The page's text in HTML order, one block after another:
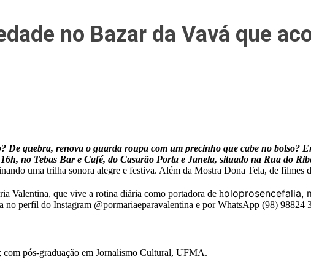
no Bazar da Vavá que
De quebra, renova o guarda roupa com um precinho que cabe no bolso?
no Tebas Bar e Café, do Casarão Porta e Janela, situado na Rua do
uma trilha sonora alegre e festiva. Além da Mostra Dona Tela, de
Valentina, que vive a rotina diária como portadora de holoprosencefalia,
no perfil do Instagram @pormariaeparavalentina e por WhatsApp (98) 98824
pós-graduação em Jornalismo Cultural, UFMA.